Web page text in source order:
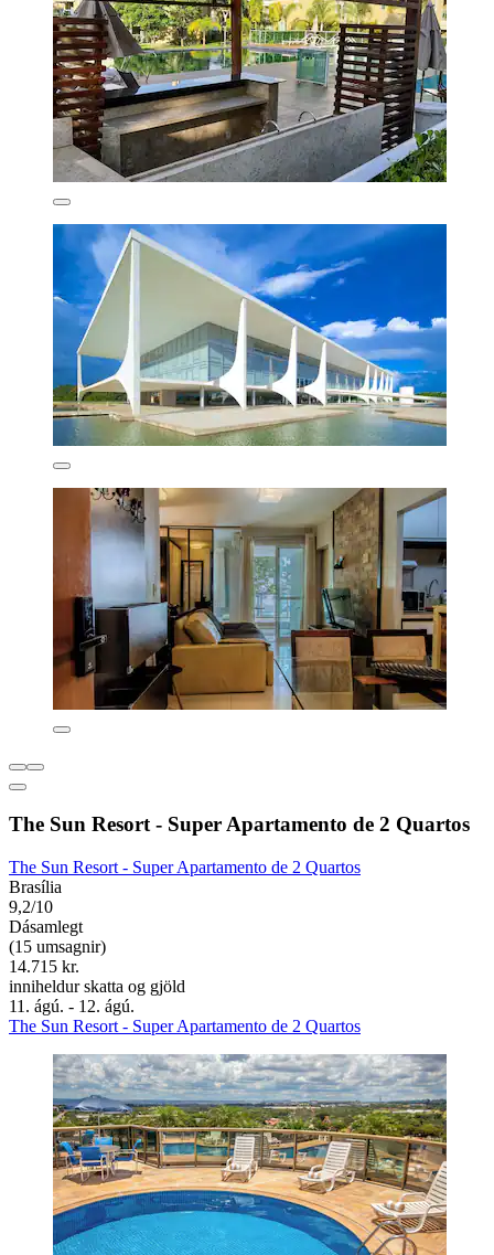
The Sun Resort - Super Apartamento de 2 Quartos
The Sun Resort - Super Apartamento de 2 Quartos
Brasília
9,2/10
Dásamlegt
(15 umsagnir)
14.715 kr.
inniheldur skatta og gjöld
11. ágú. - 12. ágú.
The Sun Resort - Super Apartamento de 2 Quartos